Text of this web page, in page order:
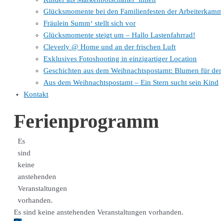
Glücksmomente bei den Familienfesten der
Fräulein Summ‘ stellt sich vor
Glücksmomente steigt um – Hallo Lastenfahrrad!
Cleverly @ Home und an der frischen Luft
Exklusives Fotoshooting in einzigartiger Location
Geschichten aus dem Weihnachtspostamt: Blumen für
Aus dem Weihnachtspostamt – Ein Stern sucht sein Kind
Kontakt
Ferienprogramm
Es
sind
keine
anstehenden
Veranstaltungen
vorhanden.
Es sind keine anstehenden Veranstaltungen vorhanden.